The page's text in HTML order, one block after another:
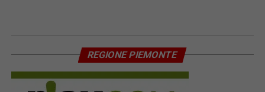
REGIONE PIEMONTE